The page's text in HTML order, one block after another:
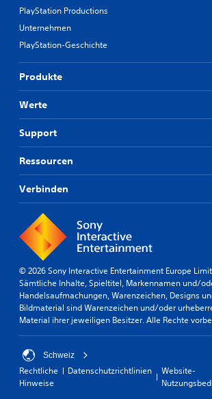
PlayStation Productions
Unternehmen
PlayStation-Geschichte
Produkte
Werte
Support
Ressourcen
Verbinden
© 2026 Sony Interactive Entertainment Europe
Sämtliche Inhalte, Spieltitel, Markennamen und/
Handelsaufmachungen, Warenzeichen, Designs
Bildmaterial sind Warenzeichen und/oder
Material ihrer jeweiligen Besitzer. Alle Rechte
Schweiz
Rechtliche
Hinweise
Datenschutzrichtlinien
Website-